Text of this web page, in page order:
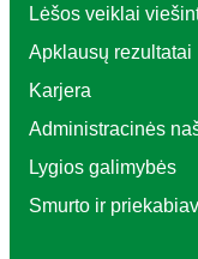
Lėšos veiklai
Apklausų rezultatai
Karjera
Administracinės
Lygios galimybės
Smurto ir